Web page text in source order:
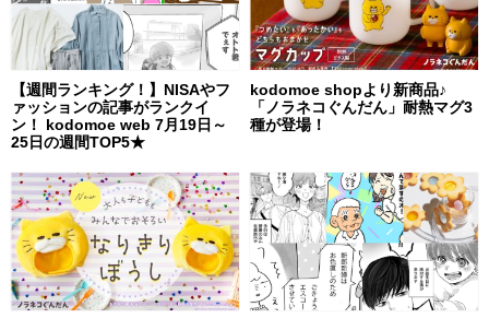
【週間ランキング！】NISAやフ
ァッションの記事がランクイ
ン！ kodomoe web 7月19日～
25日の週間TOP5★
kodomoe shopより新商品♪
「ノラネコぐんだん」耐熱マグ3
種が登場！